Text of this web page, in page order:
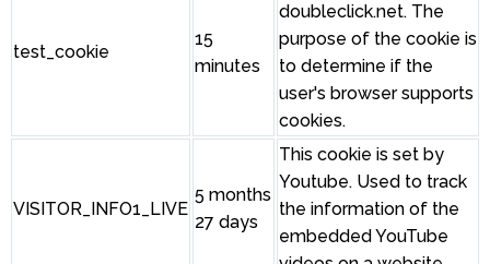
test_cookie
15
minutes
doubleclick.net. The
purpose of the cookie is
to determine if the
user's browser supports
cookies.
VISITOR_INFO1_LIVE
5 months
27 days
This cookie is set by
Youtube. Used to track
the information of the
embedded YouTube